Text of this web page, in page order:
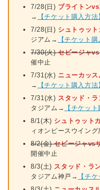
7/28(日) ブライトン
→
【チケット購入方法
7/28(日) シュトゥッ
ジアム→
【チケット購
7/30(火)セビージャ
催中止
7/31(水) ニューカッ
→
【チケット購入方法
7/31(水) スタッド・
タジアム→
【チケット
8/1(木) シュトゥット
ィオンピースウイン
8/2(金)セビージャvs
開催中止
8/3(土) スタッド・ラ
タジアム神戸→
【チ